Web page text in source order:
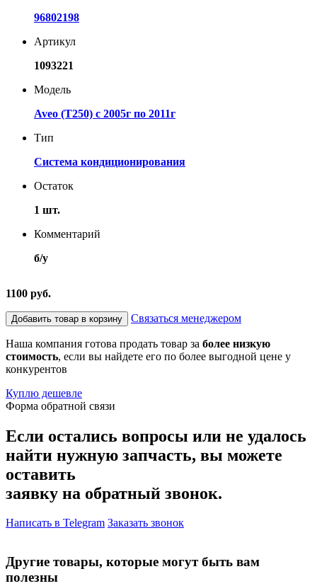
96802198
Артикул
1093221
Модель
Aveo (T250) с 2005г по 2011г
Тип
Система кондиционирования
Остаток
1 шт.
Комментарий
б/у
1100 руб.
Добавить товар в корзину Связаться менеджером
Наша компания готова продать товар за более низкую
стоимость, если вы найдете его по более выгодной цене у
конкурентов
Куплю дешевле
Форма обратной связи
Если остались вопросы или не удалось
найти нужную запчасть, вы можете
оставить
заявку на обратный звонок.
Написать в Telegram Заказать звонок
Другие товары, которые могут быть вам
полезны